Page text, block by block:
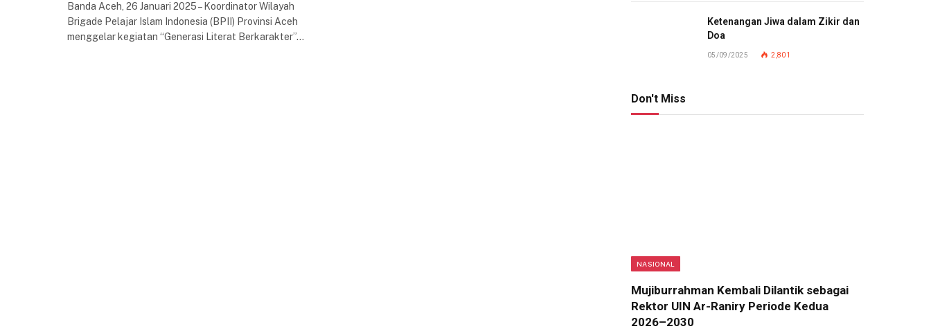
Banda Aceh, 26 Januari 2025 – Koordinator Wilayah
Brigade Pelajar Islam Indonesia (BPII) Provinsi Aceh
menggelar kegiatan “Generasi Literat Berkarakter”…
Ketenangan Jiwa dalam Zikir dan
Doa
05/09/2025 2,801
Don't Miss
NASIONAL
Mujiburrahman Kembali Dilantik sebagai
Rektor UIN Ar-Raniry Periode Kedua
2026–2030